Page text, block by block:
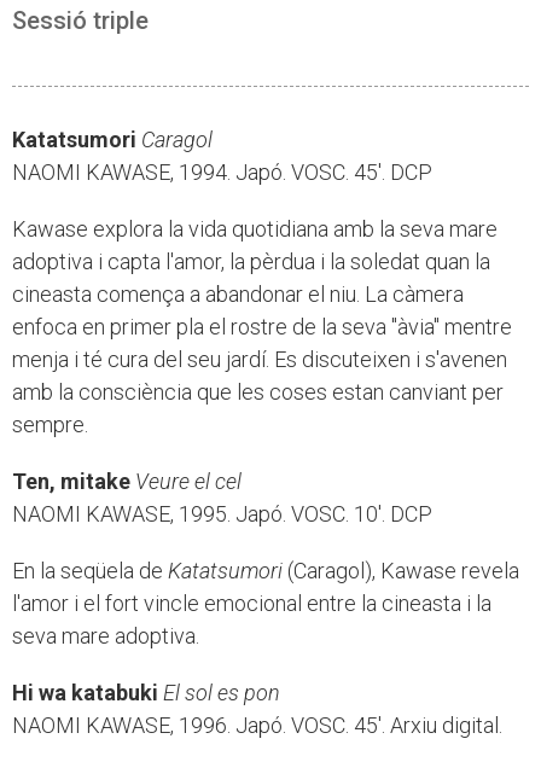
Sessió triple
Katatsumori Caragol
NAOMI KAWASE, 1994. Japó. VOSC. 45'. DCP
Kawase explora la vida quotidiana amb la seva mare
adoptiva i capta l'amor, la pèrdua i la soledat quan la
cineasta comença a abandonar el niu. La càmera
enfoca en primer pla el rostre de la seva "àvia" mentre
menja i té cura del seu jardí. Es discuteixen i s'avenen
amb la consciència que les coses estan canviant per
sempre.
Ten, mitake Veure el cel
NAOMI KAWASE, 1995. Japó. VOSC. 10'. DCP
En la seqüela de Katatsumori (Caragol), Kawase revela
l'amor i el fort vincle emocional entre la cineasta i la
seva mare adoptiva.
Hi wa katabuki El sol es pon
NAOMI KAWASE, 1996. Japó. VOSC. 45'. Arxiu digital.